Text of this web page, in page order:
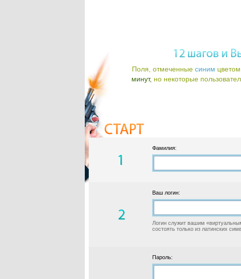
Поля, отмеченные синим
минут, но некоторые
Фамилия:
Ваш логин:
Логин служит вашим
состоять только из латинских
Пароль: